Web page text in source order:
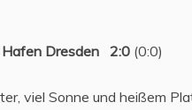
Hafen Dresden 2:0 (0:0)
viel Sonne und heißem